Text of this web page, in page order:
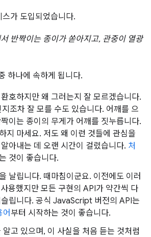
가 도입되었습니다.
반짝이는 종이가 쏟아지고, 관중이 열광
하나에 속하게 됩니다.
호하지만 왜 그러는지 잘 모르겠습니다.
조차 잘 모를 수도 있습니다. 어깨를 으
이는 종이의 무게가 어깨를 짓누릅니다.
지 마세요. 저도 왜 이런 것들에 관심을
아내는 데 오랜 시간이 걸렸습니다. 처
것이 좋습니다.
날립니다. 때마침이군요. 이전에도 이러
용했지만 모든 구현의 API가 약간씩 다
립니다. 공식 JavaScript 버전의 API는
어 부터 시작하는 것이 좋습니다.
알고 있으며, 이 사실을 처음 듣는 것처럼